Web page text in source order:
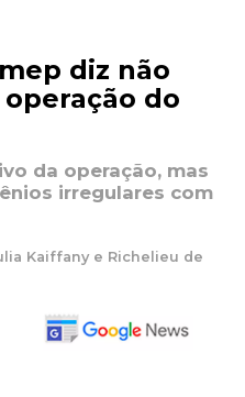
diz não
do
da operação, mas
irregulares com
Kaiffany e Richelieu de